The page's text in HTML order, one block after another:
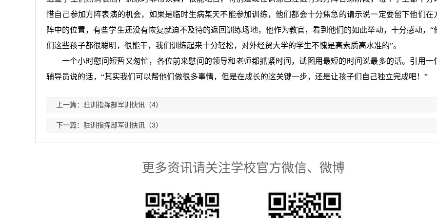
惜自己参加方阵表演的机会，如果是临时生病某天不能参加训练，他们都会十分焦急的请示说一定要留下他们在
阵中的位置，有些学生还没有恢复就迫不及待的返回训练场地，他作为教官，看到他们的如此举动，十分感动，“
们这些孩子都很聪明，很能干，我们训练起来十分轻松，对外经贸大学的学生不愧是高素质高水准的”。
一个小时慰问短暂又匆忙，各位前来慰问的领导和老师都抓紧时间，试图用最短的时间说最多的话。引用一
辅导员说的话，“其实我们可以帮他们做很多事情，但是在成长的这关键一步，还是让孩子们自己独立完成吧！”
上一篇：驻训指挥部军训快讯（4）
下一篇：驻训指挥部军训快讯（3）
更多资讯请关注学校官方微信、微博